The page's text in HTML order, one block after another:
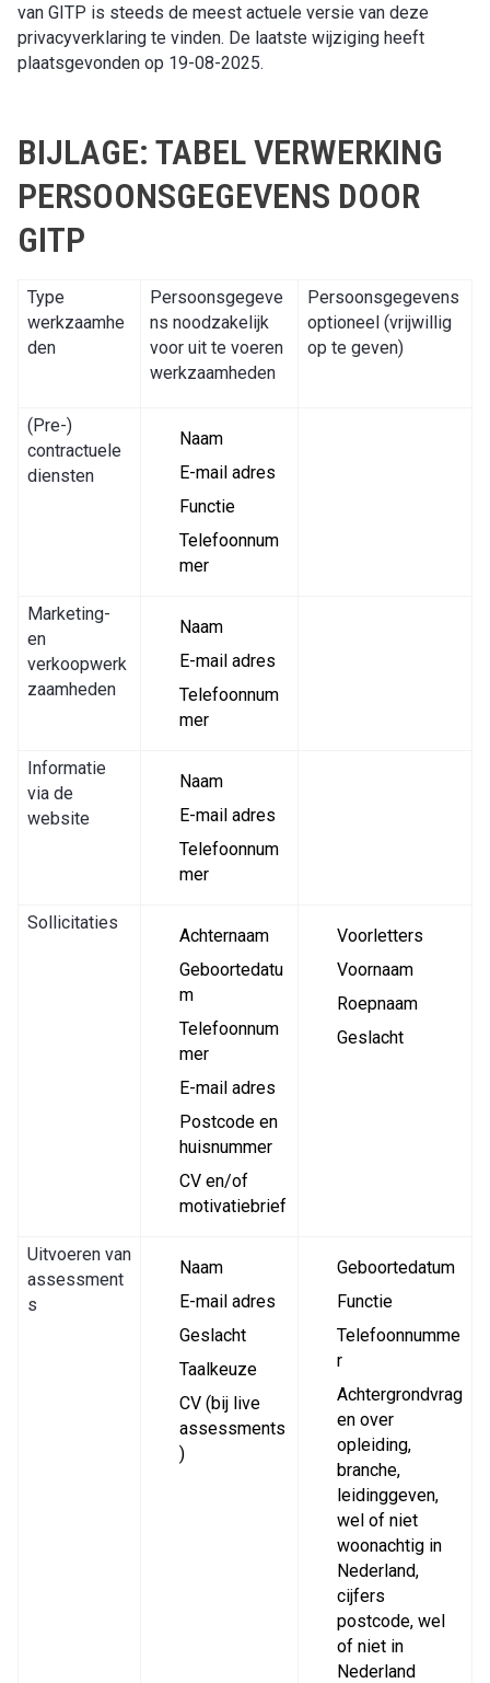
van GITP is steeds de meest actuele versie van deze
privacyverklaring te vinden. De laatste wijziging heeft
plaatsgevonden op 19-08-2025.
BIJLAGE: TABEL VERWERKING
PERSOONSGEGEVENS DOOR
GITP
Type
werkzaamhe
den
Persoonsgegeve
ns noodzakelijk
voor uit te voeren
werkzaamheden
Persoonsgegevens
optioneel (vrijwillig
op te geven)
(Pre-)
contractuele
diensten
Naam
E-mail adres
Functie
Telefoonnum
mer
Marketing-
en
verkoopwerk
zaamheden
Naam
E-mail adres
Telefoonnum
mer
Informatie
via de
website
Naam
E-mail adres
Telefoonnum
mer
Sollicitaties
Achternaam
Geboortedatu
m
Telefoonnum
mer
E-mail adres
Postcode en
huisnummer
CV en/of
motivatiebrief
Voorletters
Voornaam
Roepnaam
Geslacht
Uitvoeren van
assessment
s
Naam
E-mail adres
Geslacht
Taalkeuze
CV (bij live
assessments
)
Geboortedatum
Functie
Telefoonnumme
r
Achtergrondvrag
en over
opleiding,
branche,
leidinggeven,
wel of niet
woonachtig in
Nederland,
cijfers
postcode, wel
of niet in
Nederland